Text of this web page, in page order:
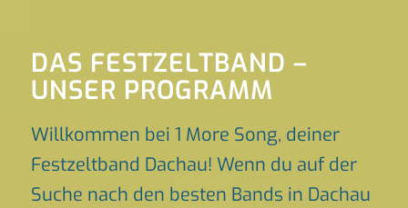
DAS FESTZELTBAND –
UNSER PROGRAMM
Willkommen bei 1 More Song, deiner
Festzeltband Dachau! Wenn du auf der
Suche nach den besten Bands in Dachau